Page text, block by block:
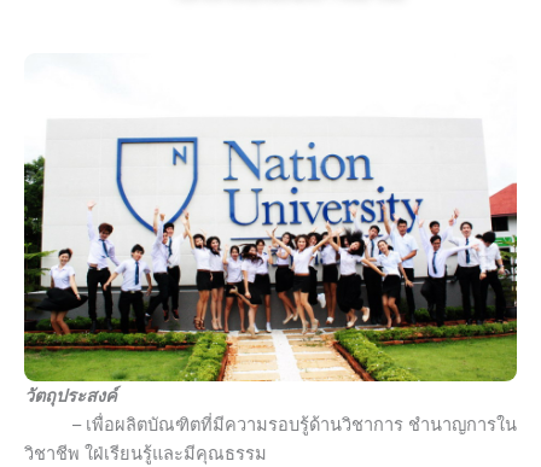
วัตถุประสงค์
– เพื่อผลิตบัณฑิตที่มีความรอบรู้ด้านวิชาการ ชำนาญการใน
วิชาชีพ ใฝ่เรียนรู้และมีคุณธรรม